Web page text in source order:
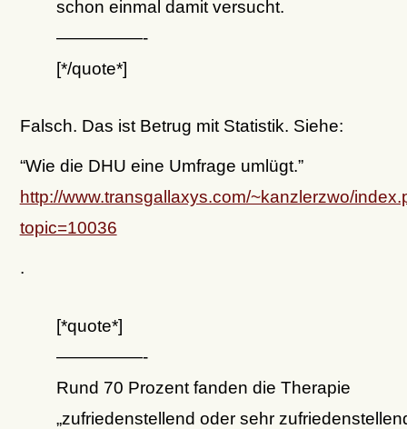
schon einmal damit versucht.
—————-
[*/quote*]
Falsch. Das ist Betrug mit Statistik. Siehe:
“Wie die DHU eine Umfrage umlügt.”
http://www.transgallaxys.com/~kanzlerzwo/
topic=10036
.
[*quote*]
—————-
Rund 70 Prozent fanden die Therapie
„zufriedenstellend oder sehr